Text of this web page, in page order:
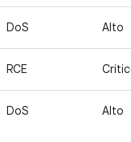
DoS Alto
RCE
DoS Alto